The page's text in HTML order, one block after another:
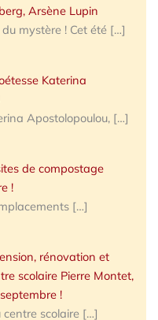
Arsène Lupin
mystère ! Cet été […]
Katerina
Apostolopoulou, […]
de compostage
!
[…]
rénovation et
scolaire Pierre Montet,
!
scolaire […]